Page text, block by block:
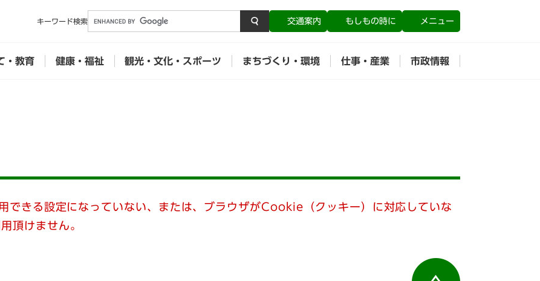
メニューを飛ばして本文へ
キーワード検索 交通案内 もしもの時に メニュー
・教育 健康・福祉 観光・文化・スポーツ まちづくり・環境 仕事・産業 市政情報
できる設定になっていない、または、ブラウザがCookie（クッキー）に対応していな
頂けません。